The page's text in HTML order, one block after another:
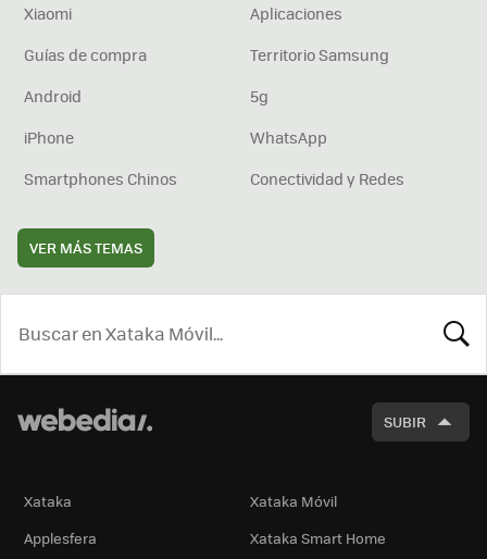
Xiaomi
Aplicaciones
Guías de compra
Territorio Samsung
Android
5g
iPhone
WhatsApp
Smartphones Chinos
Conectividad y Redes
VER MÁS TEMAS
SUBIR
Xataka
Xataka Móvil
Applesfera
Xataka Smart Home